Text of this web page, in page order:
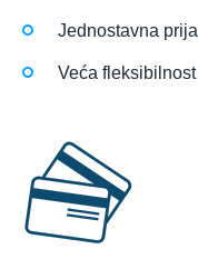
Jednostavna
Veća